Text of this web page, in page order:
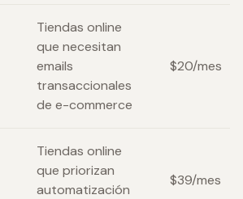
Tiendas online
que necesitan
emails
transaccionales
de e-commerce
$20/mes
Tiendas online
que priorizan
automatización
$39/mes